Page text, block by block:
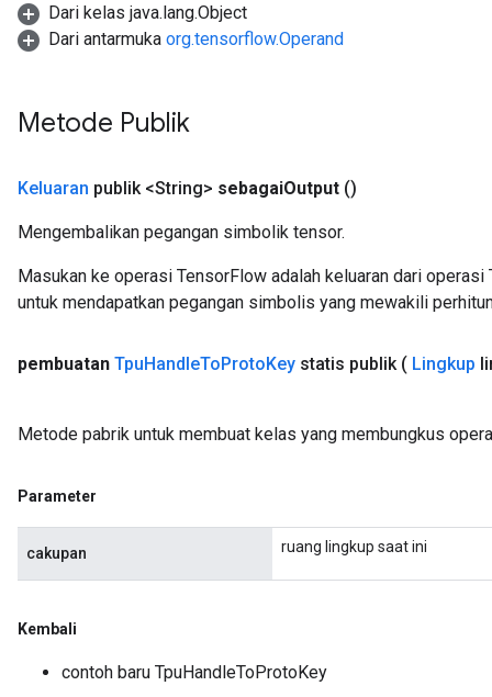
Dari kelas java.lang.Object
Dari antarmuka org.tensorflow.Operand
Metode Publik
Keluaran publik <String> sebagaiOutput ()
Mengembalikan pegangan simbolik tensor.
Masukan ke operasi TensorFlow adalah keluaran dari
untuk mendapatkan pegangan simbolis yang mewakili
pembuatan TpuHandleToProtoKey statis publik ( Lingkup
Metode pabrik untuk membuat kelas yang membungkus
Parameter
cakupan ruang lingkup saat ini
Kembali
contoh baru TpuHandleToProtoKey